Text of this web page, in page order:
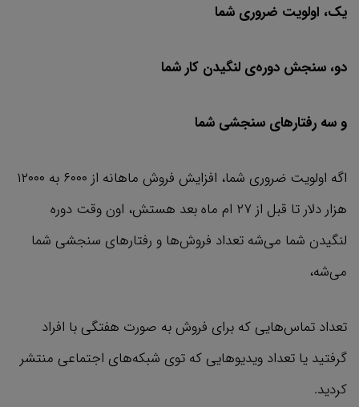
یک، اولویت ضروری شما
دو، سنجش دوره‌ی لنگیدن کار شما
و سه رفتارهای سنجشی شما
اگه اولویت ضروری شما، افزایش فروش ماهانه از ۶۰۰۰ به ۱۲۰۰۰
هزار دلار تا قبل از ۲۷ ام ماه بعد هستش، اون وقت دوره
لنگیدن شما می‌شه تعداد فروش‌ها و رفتارهای سنجشی شما
می‌شه،
تعداد تماس‌هایی که برای فروش به صورت هفتگی با افراد
گرفتید یا تعداد ویدیوهایی که توی شبکه‌های اجتماعی منتشر
کردید.